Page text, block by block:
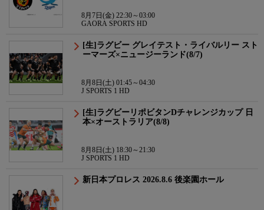
8月7日(金) 22:30～03:00
GAORA SPORTS HD
[生]ラグビー グレイテスト・ライバルリー スト
ーマーズ×ニュージーランド(8/7)
8月8日(土) 01:45～04:30
J SPORTS 1 HD
[生]ラグビーリポビタンDチャレンジカップ 日
本×オーストラリア(8/8)
8月8日(土) 18:30～21:30
J SPORTS 1 HD
新日本プロレス 2026.8.6 後楽園ホール